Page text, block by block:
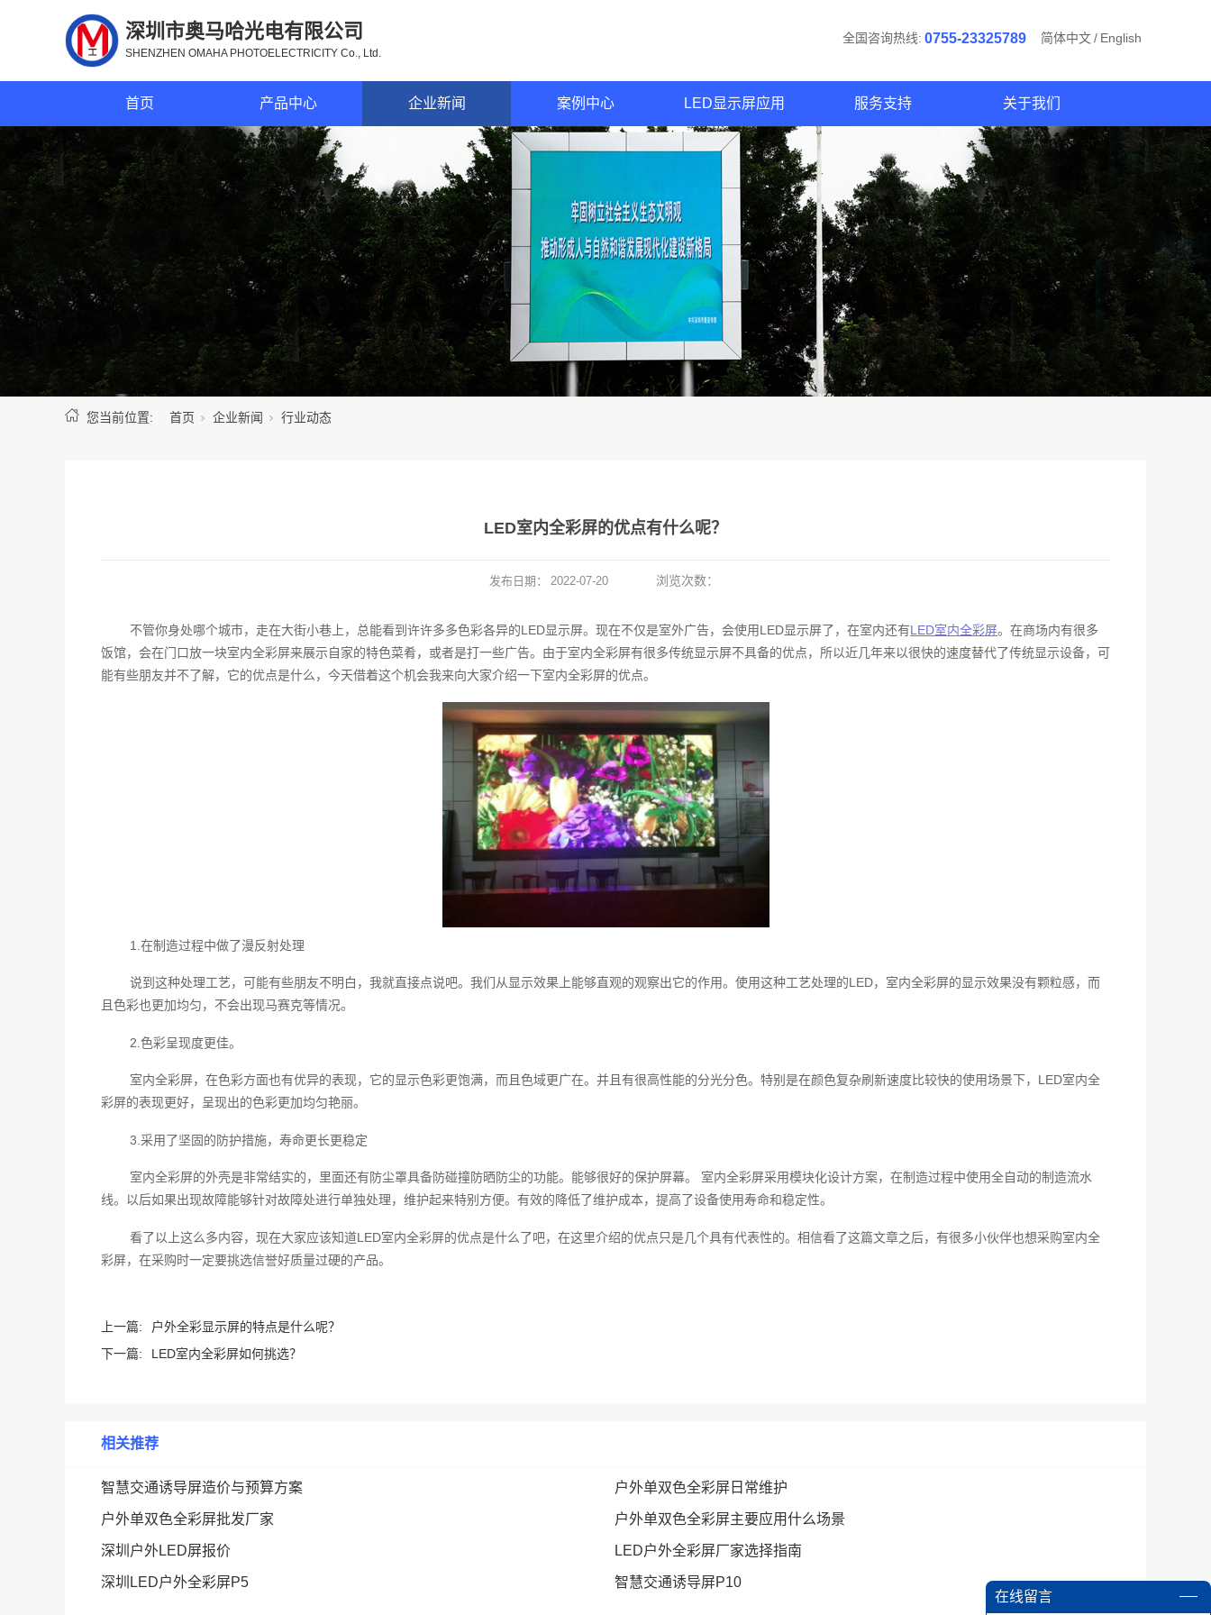
深圳市奥马哈光电有限公司
SHENZHEN OMAHA PHOTOELECTRICITY Co., Ltd.
全国咨询热线: 0755-23325789 简体中文/ English
首页 产品中心 企业新闻 案例中心 LED显示屏应用 服务支持 关于我们
您当前位置: 首页 企业新闻 行业动态
LED室内全彩屏的优点有什么呢？
发布日期： 2022-07-20 浏览次数：
不管你身处哪个城市，走在大街小巷上，总能看到许许多多色彩各异的LED显示屏。现在不仅是室外广告，会使用LED显示屏了，在室内还有LED室内全彩屏。在商场内有很多
饭馆，会在门口放一块室内全彩屏来展示自家的特色菜肴，或者是打一些广告。由于室内全彩屏有很多传统显示屏不具备的优点，所以近几年来以很快的速度替代了传统显示设备，可
能有些朋友并不了解，它的优点是什么，今天借着这个机会我来向大家介绍一下室内全彩屏的优点。
1.在制造过程中做了漫反射处理
说到这种处理工艺，可能有些朋友不明白，我就直接点说吧。我们从显示效果上能够直观的观察出它的作用。使用这种工艺处理的LED，室内全彩屏的显示效果没有颗粒感，而
且色彩也更加均匀，不会出现马赛克等情况。
2.色彩呈现度更佳。
室内全彩屏，在色彩方面也有优异的表现，它的显示色彩更饱满，而且色域更广在。并且有很高性能的分光分色。特别是在颜色复杂刷新速度比较快的使用场景下，LED室内全
彩屏的表现更好，呈现出的色彩更加均匀艳丽。
3.采用了坚固的防护措施，寿命更长更稳定
室内全彩屏的外壳是非常结实的，里面还有防尘罩具备防碰撞防晒防尘的功能。能够很好的保护屏幕。 室内全彩屏采用模块化设计方案，在制造过程中使用全自动的制造流水
线。以后如果出现故障能够针对故障处进行单独处理，维护起来特别方便。有效的降低了维护成本，提高了设备使用寿命和稳定性。
看了以上这么多内容，现在大家应该知道LED室内全彩屏的优点是什么了吧，在这里介绍的优点只是几个具有代表性的。相信看了这篇文章之后，有很多小伙伴也想采购室内全
彩屏，在采购时一定要挑选信誉好质量过硬的产品。
上一篇:
户外全彩显示屏的特点是什么呢？
下一篇:
LED室内全彩屏如何挑选？
相关推荐
智慧交通诱导屏造价与预算方案 户外单双色全彩屏日常维护
户外单双色全彩屏批发厂家 户外单双色全彩屏主要应用什么场景
深圳户外LED屏报价 LED户外全彩屏厂家选择指南
深圳LED户外全彩屏P5
智慧交通诱导屏P10
在线留言